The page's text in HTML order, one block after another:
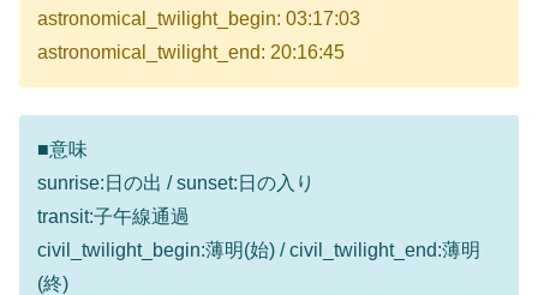
astronomical_twilight_begin: 03:17:03
astronomical_twilight_end: 20:16:45
■意味
sunrise:日の出 / sunset:日の入り
transit:子午線通過
civil_twilight_begin:薄明(始) / civil_twilight_end:薄明
(終)